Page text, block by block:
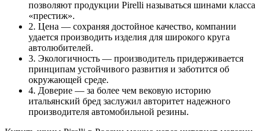
позволяют продукции Pirelli называться шинами класса
«престиж».
2. Цена — сохраняя достойное качество, компании
удается производить изделия для широкого круга
автолюбителей.
3. Экологичность — производитель придерживается
принципам устойчивого развития и заботится об
окружающей среде.
4. Доверие — за более чем вековую историю
итальянский бред заслужил авторитет надежного
производителя автомобильной резины.